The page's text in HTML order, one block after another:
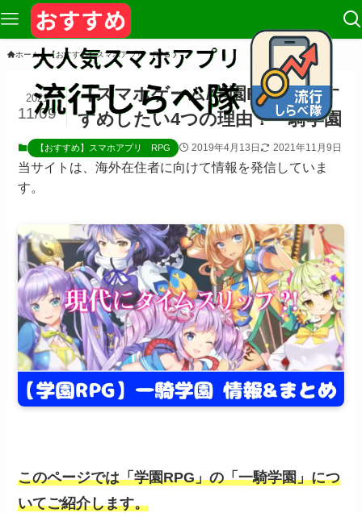
ホーム 【おすすめ】スマホアプリ RPG
【スマホゲーム/学園RPG】おす
すめしたい4つの理由！一騎学園
2021
11/09
【おすすめ】スマホアプリ RPG 2019年4月13日 2021年11月9日
当サイトは、海外在住者に向けて情報を発信していま
す。
このページでは「学園RPG」の「一騎学園」につ
いてご紹介します。